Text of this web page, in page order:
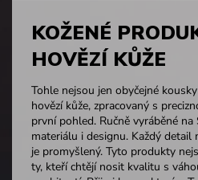
KOŽENÉ
HOVĚZÍ KŮŽE
Tohle nejsou jen obyčejné
hovězí kůže, zpracovaný s
první pohled. Ručně vyráběné
materiálu i designu. Každý detail
je promyšlený. Tyto produkty
ty, kteří chtějí nosit kvalitu s